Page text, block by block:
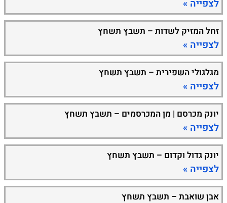
לצפייה »
זחל המזיק לשדות – תשבץ תשחץ
לצפייה »
מגלגולי השפירית – תשבץ תשחץ
לצפייה »
יונק מכרסם | מן המכרסמים – תשבץ תשחץ
לצפייה »
יונק גדול וקדום – תשבץ תשחץ
לצפייה »
אבן שואבת – תשבץ תשחץ